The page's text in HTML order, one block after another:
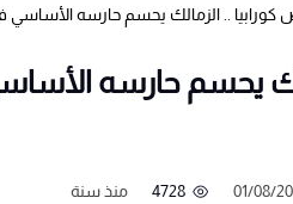
كورابيا .. الزمالك يحسم حارسه الأساسي
يحسم حارسه
4728 منذ سنة